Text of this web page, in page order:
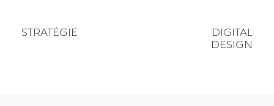
STRATÉGIE
DIGITAL
DESIGN